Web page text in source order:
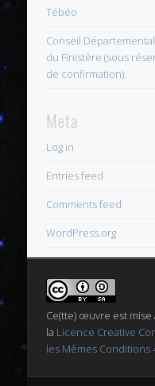
Tébéo
Conseil Départemental
du Finistère (sous
de confirmation).
Meta
Log in
Entries feed
Comments feed
WordPress.org
Ce(tte) œuvre est
la Licence Creative
les Mêmes Conditions